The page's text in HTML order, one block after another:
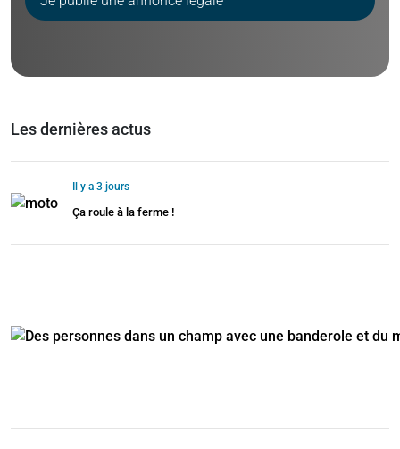
Les dernières actus
Il y a 3 jours
Ça roule à la ferme !